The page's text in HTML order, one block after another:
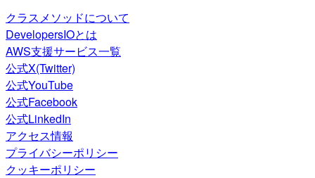
クラスメソッドについて
DevelopersIOとは
AWS支援サービス一覧
公式X(Twitter)
公式YouTube
公式Facebook
公式LinkedIn
アクセス情報
プライバシーポリシー
クッキーポリシー